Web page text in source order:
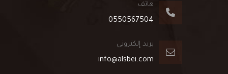
هاتف
0550567504
بريد إلكتروني
info@alsbei.com